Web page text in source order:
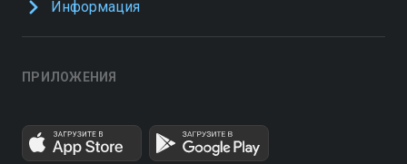
Информация
ПРИЛОЖЕНИЯ